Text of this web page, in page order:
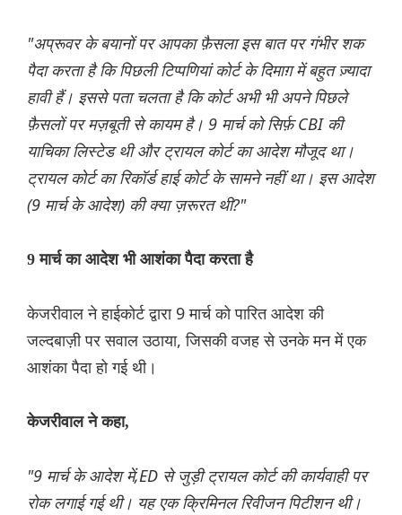
"अप्रूवर के बयानों पर आपका फ़ैसला इस बात पर गंभीर शक
पैदा करता है कि पिछली टिप्पणियां कोर्ट के दिमाग़ में बहुत ज़्यादा
हावी हैं। इससे पता चलता है कि कोर्ट अभी भी अपने पिछले
फ़ैसलों पर मज़बूती से कायम है। 9 मार्च को सिर्फ़ CBI की
याचिका लिस्टेड थी और ट्रायल कोर्ट का आदेश मौजूद था।
ट्रायल कोर्ट का रिकॉर्ड हाई कोर्ट के सामने नहीं था। इस आदेश
(9 मार्च के आदेश) की क्या ज़रूरत थी?"
9 मार्च का आदेश भी आशंका पैदा करता है
केजरीवाल ने हाईकोर्ट द्वारा 9 मार्च को पारित आदेश की
जल्दबाज़ी पर सवाल उठाया, जिसकी वजह से उनके मन में एक
आशंका पैदा हो गई थी।
केजरीवाल ने कहा,
"9 मार्च के आदेश में,ED से जुड़ी ट्रायल कोर्ट की कार्यवाही पर
रोक लगाई गई थी। यह एक क्रिमिनल रिवीजन पिटीशन थी।